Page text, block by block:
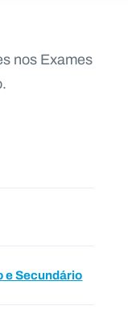
nos Exames
e Secundário